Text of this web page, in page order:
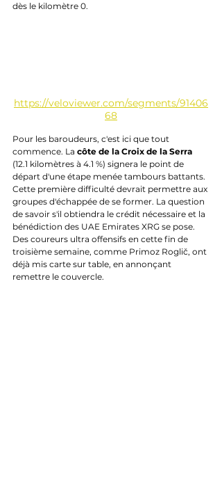
dès le kilomètre 0.
https://veloviewer.com/segments/91406
68
Pour les baroudeurs, c'est ici que tout
commence. La côte de la Croix de la Serra
(12.1 kilomètres à 4.1 %) signera le point de
départ d'une étape menée tambours battants.
Cette première difficulté devrait permettre aux
groupes d'échappée de se former. La question
de savoir s'il obtiendra le crédit nécessaire et la
bénédiction des UAE Emirates XRG se pose.
Des coureurs ultra offensifs en cette fin de
troisième semaine, comme Primoz Roglič, ont
déjà mis carte sur table, en annonçant
remettre le couvercle.